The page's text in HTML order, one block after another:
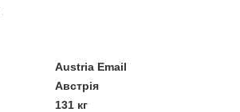
Austria Email
Австрія
131 кг